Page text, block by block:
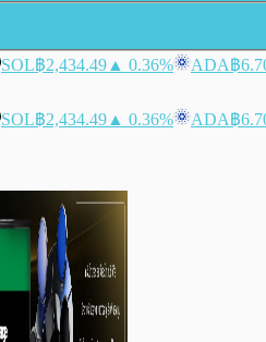
SOL฿2,434.49 ▲ 0.36% ADA฿
SOL฿2,434.49 ▲ 0.36% ADA฿